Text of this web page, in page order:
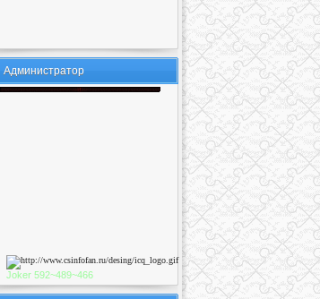
Администратор
Joker 592~489~466